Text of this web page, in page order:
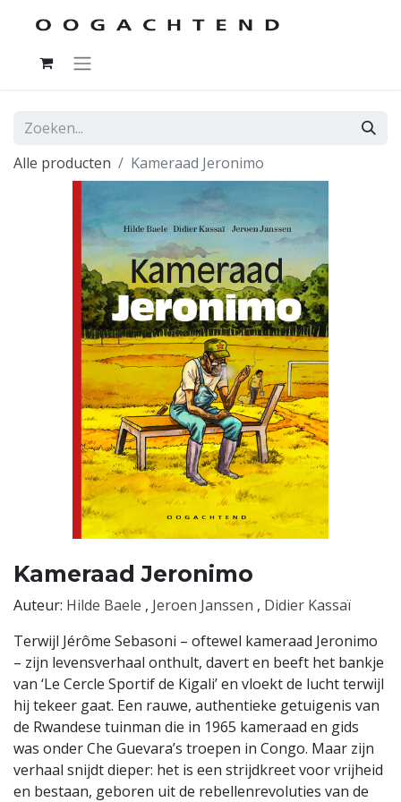
Alle producten Kameraad Jeronimo
Kameraad Jeronimo
Auteur: Hilde Baele , Jeroen Janssen , Didier Kassaï
Terwijl Jérôme Sebasoni – oftewel kameraad Jeronimo
– zijn levensverhaal onthult, davert en beeft het bankje
van ‘Le Cercle Sportif de Kigali’ en vloekt de lucht terwijl
hij tekeer gaat. Een rauwe, authentieke getuigenis van
de Rwandese tuinman die in 1965 kameraad en gids
was onder Che Guevara’s troepen in Congo. Maar zijn
verhaal snijdt dieper: het is een strijdkreet voor vrijheid
en bestaan, geboren uit de rebellenrevoluties van de